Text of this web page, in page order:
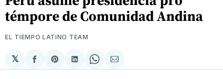
témpore de Comunidad Andina
EL TIEMPO LATINO TEAM
𝕏
Compartir
en
Share
on
Compartir
en
Share
on
Compartir
via